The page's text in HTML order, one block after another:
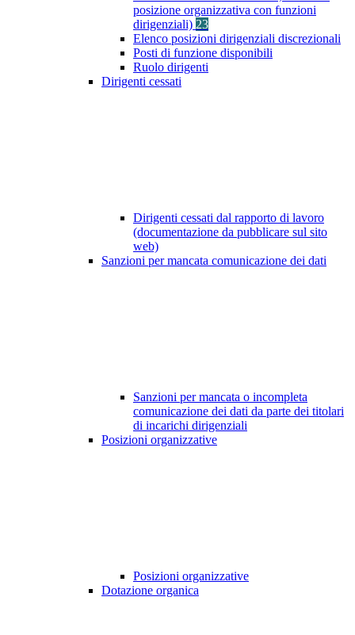
posizione organizzativa con funzioni
dirigenziali) 23
Elenco posizioni dirigenziali discrezionali
Posti di funzione disponibili
Ruolo dirigenti
Dirigenti cessati
Dirigenti cessati dal rapporto di lavoro
(documentazione da pubblicare sul sito
web)
Sanzioni per mancata comunicazione dei dati
Sanzioni per mancata o incompleta
comunicazione dei dati da parte dei titolari
di incarichi dirigenziali
Posizioni organizzative
Posizioni organizzative
Dotazione organica